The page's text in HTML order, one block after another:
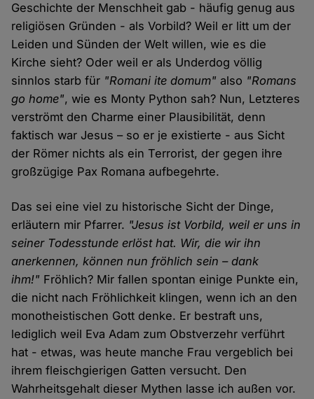
Geschichte der Menschheit gab - häufig genug aus
religiösen Gründen - als Vorbild? Weil er litt um der
Leiden und Sünden der Welt willen, wie es die
Kirche sieht? Oder weil er als Underdog völlig
sinnlos starb für "Romani ite domum" also "Romans
go home", wie es Monty Python sah? Nun, Letzteres
verströmt den Charme einer Plausibilität, denn
faktisch war Jesus – so er je existierte - aus Sicht
der Römer nichts als ein Terrorist, der gegen ihre
großzügige Pax Romana aufbegehrte.
Das sei eine viel zu historische Sicht der Dinge,
erläutern mir Pfarrer. "Jesus ist Vorbild, weil er uns in
seiner Todesstunde erlöst hat. Wir, die wir ihn
anerkennen, können nun fröhlich sein – dank
ihm!" Fröhlich? Mir fallen spontan einige Punkte ein,
die nicht nach Fröhlichkeit klingen, wenn ich an den
monotheistischen Gott denke. Er bestraft uns,
lediglich weil Eva Adam zum Obstverzehr verführt
hat - etwas, was heute manche Frau vergeblich bei
ihrem fleischgierigen Gatten versucht. Den
Wahrheitsgehalt dieser Mythen lasse ich außen vor.